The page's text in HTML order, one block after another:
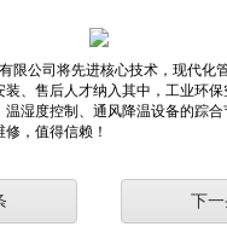
公司将先进核心技术，现代化
、售后人才纳入其中，工业环
湿度控制、通风降温设备的踪
，值得信赖！
下一